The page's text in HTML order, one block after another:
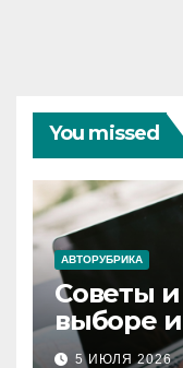
You missed
АВТОРУБРИКА
Советы
выборе
5 ИЮЛЯ 2026